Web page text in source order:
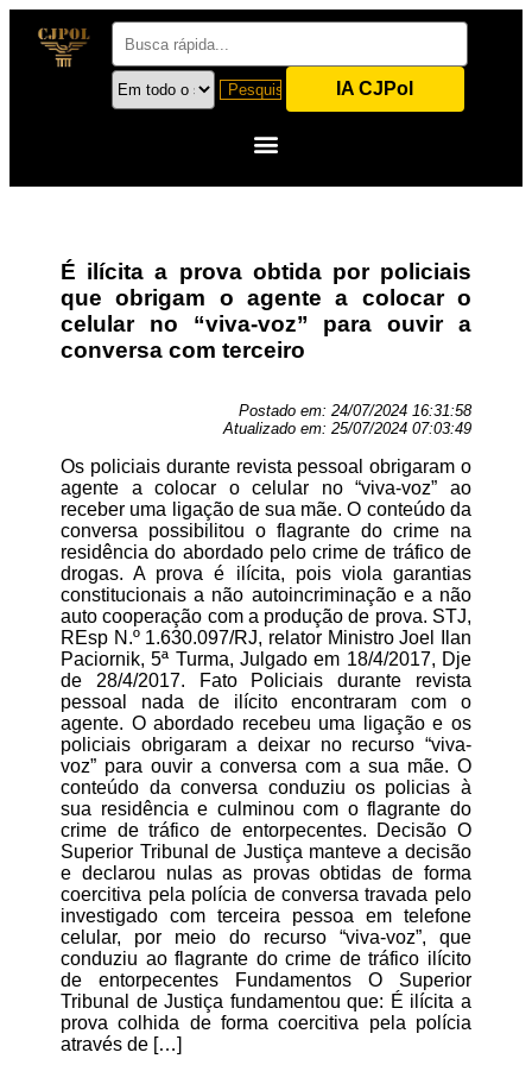
IA CJPol
É ilícita a prova obtida por policiais
que obrigam o agente a colocar o
celular no “viva-voz” para ouvir a
conversa com terceiro
Postado em: 24/07/2024 16:31:58
Atualizado em: 25/07/2024 07:03:49
Os policiais durante revista pessoal obrigaram o
agente a colocar o celular no “viva-voz” ao
receber uma ligação de sua mãe. O conteúdo da
conversa possibilitou o flagrante do crime na
residência do abordado pelo crime de tráfico de
drogas. A prova é ilícita, pois viola garantias
constitucionais a não autoincriminação e a não
auto cooperação com a produção de prova. STJ,
REsp N.º 1.630.097/RJ, relator Ministro Joel Ilan
Paciornik, 5ª Turma, Julgado em 18/4/2017, Dje
de 28/4/2017. Fato Policiais durante revista
pessoal nada de ilícito encontraram com o
agente. O abordado recebeu uma ligação e os
policiais obrigaram a deixar no recurso “viva-
voz” para ouvir a conversa com a sua mãe. O
conteúdo da conversa conduziu os policias à
sua residência e culminou com o flagrante do
crime de tráfico de entorpecentes. Decisão O
Superior Tribunal de Justiça manteve a decisão
e declarou nulas as provas obtidas de forma
coercitiva pela polícia de conversa travada pelo
investigado com terceira pessoa em telefone
celular, por meio do recurso “viva-voz”, que
conduziu ao flagrante do crime de tráfico ilícito
de entorpecentes Fundamentos O Superior
Tribunal de Justiça fundamentou que: É ilícita a
prova colhida de forma coercitiva pela polícia
através de […]